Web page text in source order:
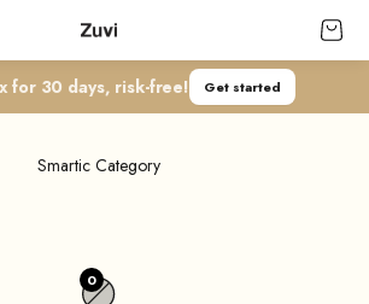
Zuvi カー
for 30 days, risk-free! Get started
Smartic Category
0